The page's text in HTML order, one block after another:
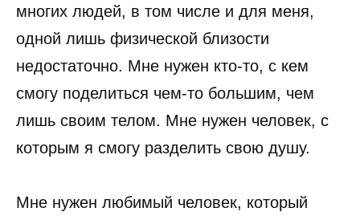
многих людей, в том числе и для меня,
одной лишь физической близости
недостаточно. Мне нужен кто-то, с кем
смогу поделиться чем-то большим, чем
лишь своим телом. Мне нужен человек, с
которым я смогу разделить свою душу.
Мне нужен любимый человек, который